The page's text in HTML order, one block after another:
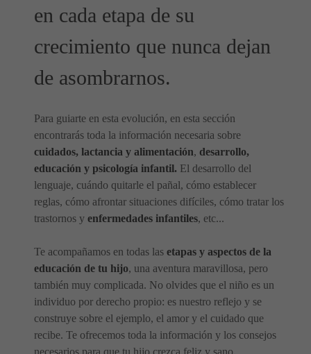
en cada etapa de su
crecimiento que nunca dejan
de asombrarnos.
Para guiarte en esta evolución, en esta sección
encontrarás toda la información necesaria sobre
cuidados, lactancia y alimentación, desarrollo,
educación y psicología infantil. El desarrollo del
lenguaje, cuándo quitarle el pañal, cómo establecer
reglas, cómo afrontar situaciones difíciles, cómo tratar los
trastornos y enfermedades infantiles, etc...
Te acompañamos en todas las etapas y aspectos de la
educación de tu hijo, una aventura maravillosa, pero
también muy complicada. No olvides que el niño es un
individuo por derecho propio: es nuestro reflejo y se
construye sobre el ejemplo, el amor y el cuidado que
recibe. Te ofrecemos toda la información y los consejos
necesarios para que tu hijo crezca feliz y sano.